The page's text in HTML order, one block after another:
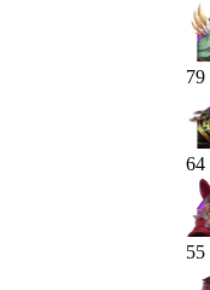
79
64
55